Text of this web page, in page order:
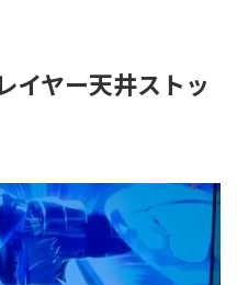
イヤー天井ストッ